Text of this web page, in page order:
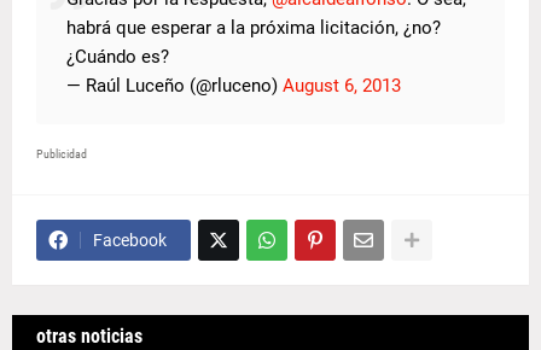
habrá que esperar a la próxima licitación, ¿no?
¿Cuándo es?
— Raúl Luceño (@rluceno) August 6, 2013
Publicidad
Facebook
otras noticias